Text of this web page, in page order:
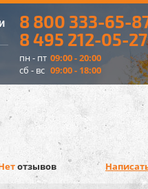
8 800 333-65-
8 495 212-05-27
пн - пт 09:00 - 20:00
сб - вс 09:00 - 18:00
отзывов